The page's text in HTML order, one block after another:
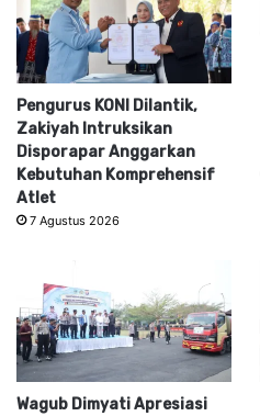
Pengurus KONI Dilantik,
Zakiyah Intruksikan
Disporapar Anggarkan
Kebutuhan Komprehensif
Atlet
7 Agustus 2026
Wagub Dimyati Apresiasi